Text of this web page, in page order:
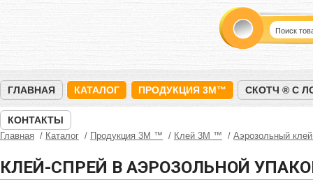
ГЛАВНАЯ КАТАЛОГ ПРОДУКЦИЯ 3M™ СКОТЧ ® С
КОНТАКТЫ
Главная Каталог Продукция 3M ™ Клей 3М ™ Аэрозольный
КЛЕЙ-СПРЕЙ В АЭРОЗОЛЬНОЙ